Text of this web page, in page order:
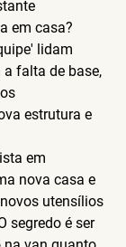
em casa?
lidam
falta de base,
estrutura e
em
nova casa e
utensílios
segredo é ser